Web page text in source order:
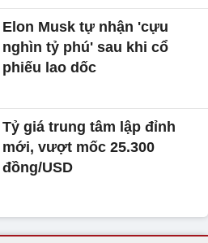
Elon Musk tự nhận 'cựu
nghìn tỷ phú' sau khi cổ
phiếu lao dốc
Tỷ giá trung tâm lập đỉnh
mới, vượt mốc 25.300
đồng/USD